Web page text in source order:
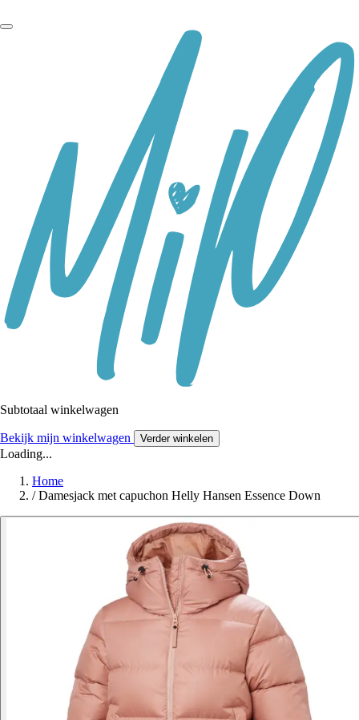
Subtotaal winkelwagen
Bekijk mijn winkelwagen Verder winkelen
Loading...
Home
/ Damesjack met capuchon Helly Hansen Essence Down